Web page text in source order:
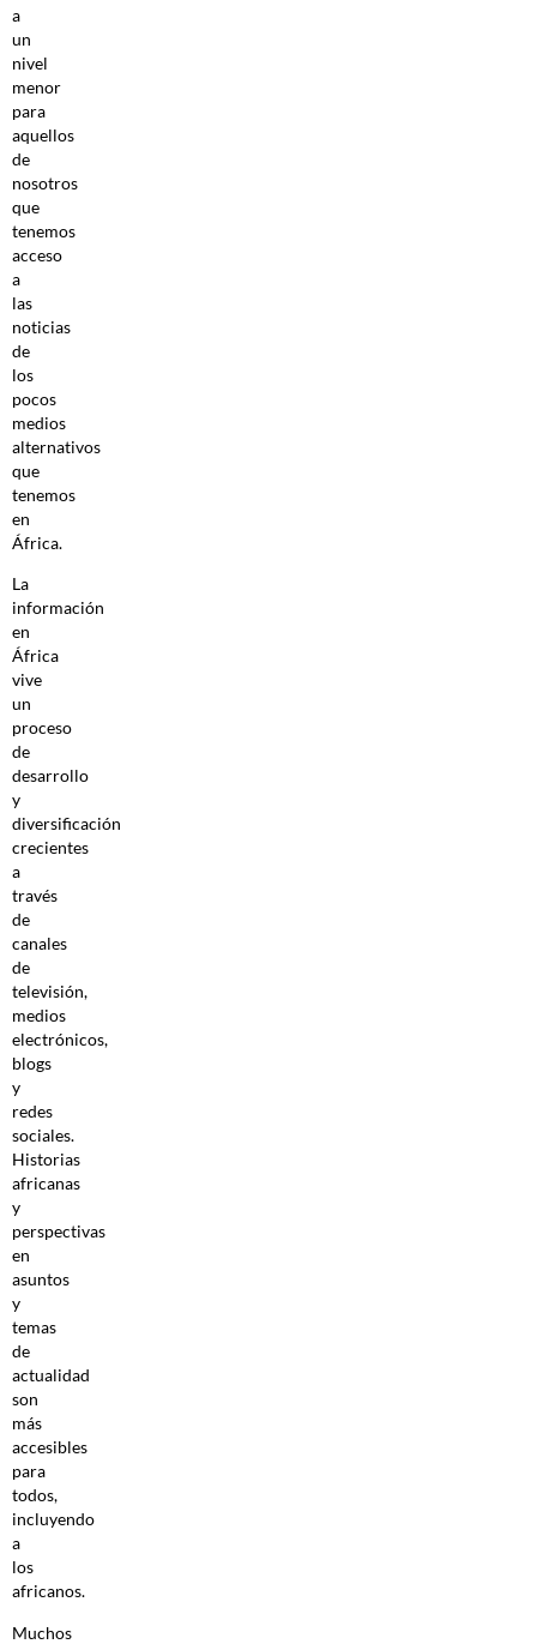
a
un
nivel
menor
para
aquellos
de
nosotros
que
tenemos
acceso
a
las
noticias
de
los
pocos
medios
alternativos
que
tenemos
en
África.
La
información
en
África
vive
un
proceso
de
desarrollo
y
diversificación
crecientes
a
través
de
canales
de
televisión,
medios
electrónicos,
blogs
y
redes
sociales.
Historias
africanas
y
perspectivas
en
asuntos
y
temas
de
actualidad
son
más
accesibles
para
todos,
incluyendo
a
los
africanos.
Muchos